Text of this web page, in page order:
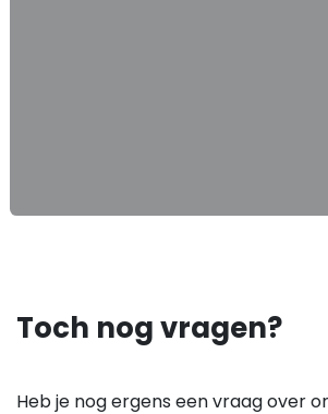
Toch nog vragen?
Heb je nog ergens een vraag over